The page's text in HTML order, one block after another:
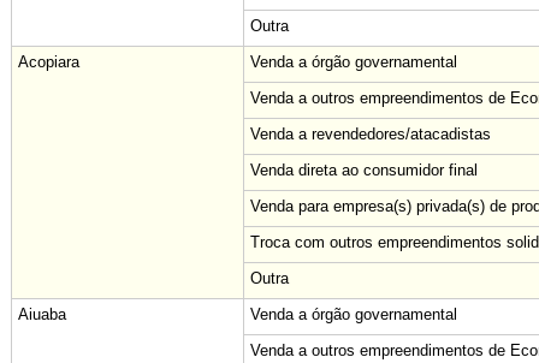
Outra
Acopiara
Venda a órgão governamental
Venda a outros empreendimentos de
Venda a revendedores/atacadistas
Venda direta ao consumidor final
Venda para empresa(s) privada(s) de
Troca com outros empreendimentos
Outra
Aiuaba
Venda a órgão governamental
Venda a outros empreendimentos de